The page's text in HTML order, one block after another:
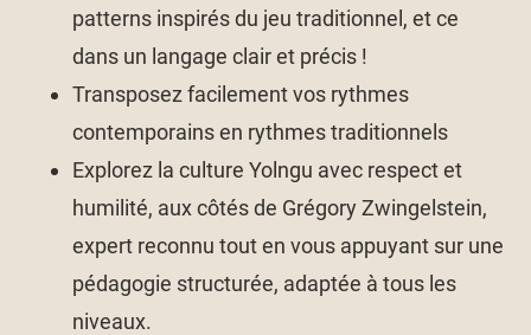
patterns inspirés du jeu traditionnel, et ce
dans un langage clair et précis !
Transposez facilement vos rythmes
contemporains en rythmes traditionnels
Explorez la culture Yolngu avec respect et
humilité, aux côtés de Grégory Zwingelstein,
expert reconnu tout en vous appuyant sur une
pédagogie structurée, adaptée à tous les
niveaux.